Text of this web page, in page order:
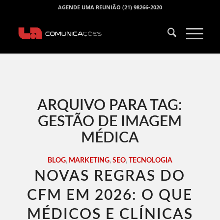
AGENDE UMA REUNIÃO (21) 98266-2020
ARQUIVO PARA TAG:
GESTÃO DE IMAGEM
MÉDICA
BLOG, MARKETING, SEO, TECNOLOGIA
NOVAS REGRAS DO
CFM EM 2026: O QUE
MÉDICOS E CLÍNICAS